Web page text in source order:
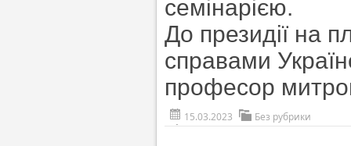
семінарією.
До президії на
справами
професор
15.03.2023 Без рубрики